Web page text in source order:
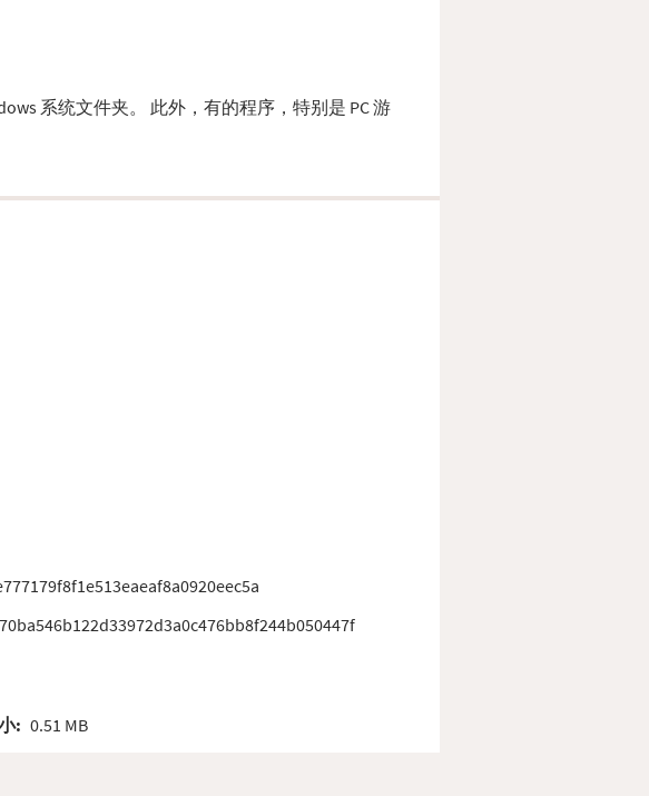
系统文件夹。 此外，有的程序，特别是 PC 游
70ba546b122d33972d3a0c476bb8f244b050447f
: 0.51 MB